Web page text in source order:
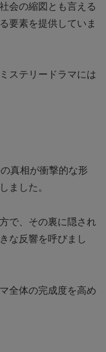
会の縮図とも言える
要素を提供していま
ステリードラマには
真相が衝撃的な形
ました。
で、その裏に隠され
な反響を呼びまし
全体の完成度を高め